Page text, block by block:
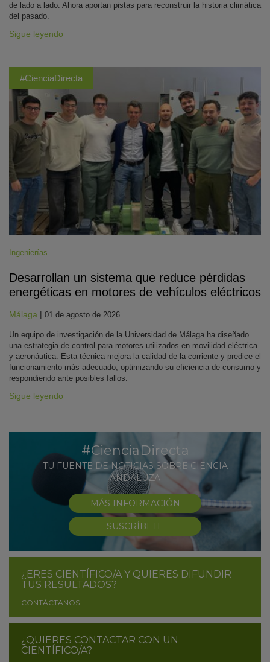
de lado a lado. Ahora aportan pistas para reconstruir la historia climática
del pasado.
Sigue leyendo
#CienciaDirecta
Ingenierías
Desarrollan un sistema que reduce pérdidas
energéticas en motores de vehículos eléctricos
Málaga | 01 de agosto de 2026
Un equipo de investigación de la Universidad de Málaga ha diseñado
una estrategia de control para motores utilizados en movilidad eléctrica
y aeronáutica. Esta técnica mejora la calidad de la corriente y predice el
funcionamiento más adecuado, optimizando su eficiencia de consumo y
respondiendo ante posibles fallos.
Sigue leyendo
#CienciaDirecta
TU FUENTE DE NOTICIAS SOBRE CIENCIA
ANDALUZA
MÁS INFORMACIÓN
SUSCRÍBETE
¿ERES CIENTÍFICO/A Y QUIERES DIFUNDIR
TUS RESULTADOS?
CONTÁCTANOS
¿QUIERES CONTACTAR CON UN
CIENTÍFICO/A?